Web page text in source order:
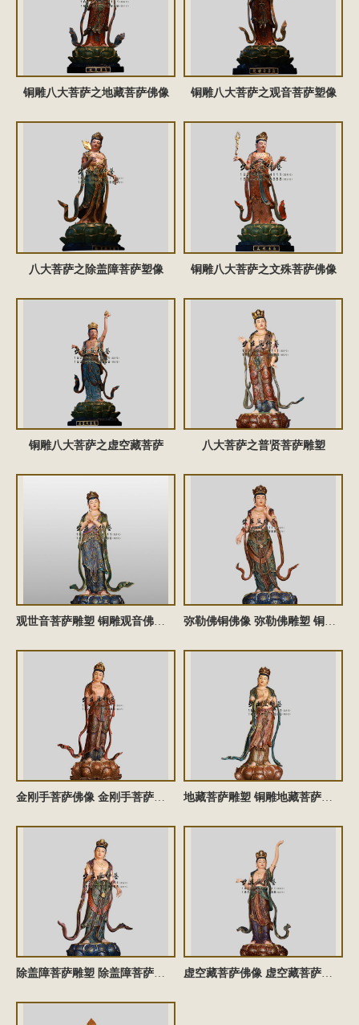
铜雕八大菩萨之地藏菩萨佛像 铜雕八大菩萨之观音菩萨塑像
八大菩萨之除盖障菩萨塑像 铜雕八大菩萨之文殊菩萨佛像
铜雕八大菩萨之虚空藏菩萨 八大菩萨之普贤菩萨雕塑
金刚手菩萨佛像 金刚手菩萨雕塑 铜雕金刚手菩萨塑像 金刚手菩萨铜佛像 地藏菩萨雕塑 铜雕地藏菩萨佛像 地藏菩萨铜佛像 地藏菩萨塑像
除盖障菩萨雕塑 除盖障菩萨塑像 铜雕除盖障菩萨佛像 除盖障菩萨铜佛像 虚空藏菩萨佛像 虚空藏菩萨塑像 铜雕虚空藏菩萨佛像 虚空藏菩萨雕塑 虚空藏菩萨铜佛像